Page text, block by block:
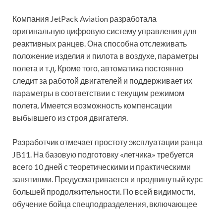
Компания JetPack Aviation разработала
оригинальную цифровую систему управления для
реактивных ранцев. Она способна отслеживать
положение изделия и пилота в воздухе, параметры
полета и т.д. Кроме того, автоматика постоянно
следит за работой двигателей и поддерживает их
параметры в соответствии с текущим режимом
полета. Имеется возможность компенсации
выбывшего из строя двигателя.
Разработчик отмечает простоту эксплуатации ранца
JB11. На базовую подготовку «летчика» требуется
всего 10 дней с теоретическими и практическими
занятиями. Предусматривается и продвинутый курс
большей продолжительности. По всей видимости,
обучение бойца спецподразделения, включающее